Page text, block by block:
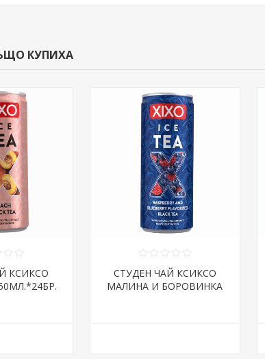
КУПИХА
КСИКСО
СТУДЕН ЧАЙ КСИКСО
МАЛИНА И БОРОВИНКА